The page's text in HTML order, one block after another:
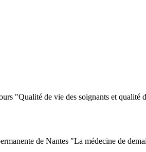
"Qualité de vie des soignants et
de Nantes "La médecine de